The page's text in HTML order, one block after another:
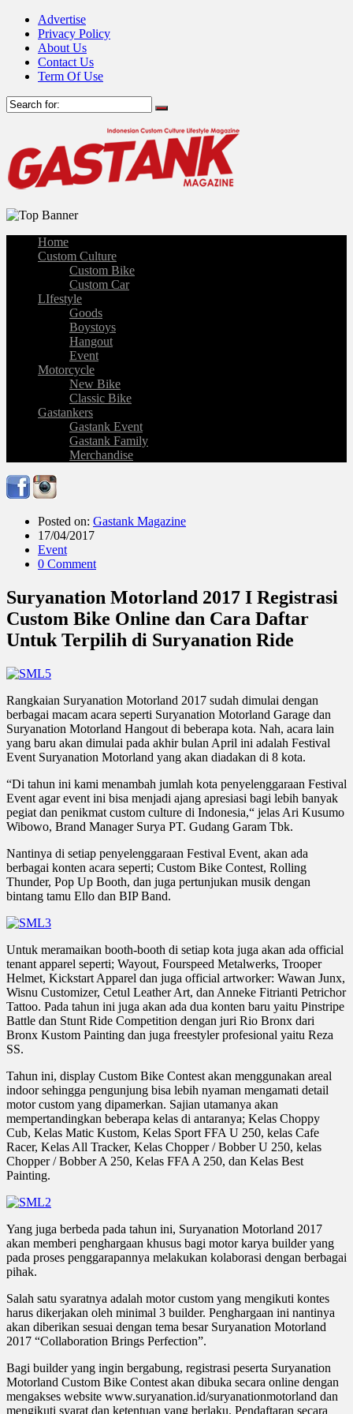
Advertise
Privacy Policy
About Us
Contact Us
Term Of Use
Home
Custom Culture
Custom Bike
Custom Car
LIfestyle
Goods
Boystoys
Hangout
Event
Motorcycle
New Bike
Classic Bike
Gastankers
Gastank Event
Gastank Family
Merchandise
Posted on: Gastank Magazine
17/04/2017
Event
0 Comment
Suryanation Motorland 2017 I Registrasi
Custom Bike Online dan Cara Daftar
Untuk Terpilih di Suryanation Ride
Rangkaian Suryanation Motorland 2017 sudah dimulai dengan
berbagai macam acara seperti Suryanation Motorland Garage dan
Suryanation Motorland Hangout di beberapa kota. Nah, acara lain
yang baru akan dimulai pada akhir bulan April ini adalah Festival
Event Suryanation Motorland yang akan diadakan di 8 kota.
“Di tahun ini kami menambah jumlah kota penyelenggaraan Festival
Event agar event ini bisa menjadi ajang apresiasi bagi lebih banyak
pegiat dan penikmat custom culture di Indonesia,“ jelas Ari Kusumo
Wibowo, Brand Manager Surya PT. Gudang Garam Tbk.
Nantinya di setiap penyelenggaraan Festival Event, akan ada
berbagai konten acara seperti; Custom Bike Contest, Rolling
Thunder, Pop Up Booth, dan juga pertunjukan musik dengan
bintang tamu Ello dan BIP Band.
Untuk meramaikan booth-booth di setiap kota juga akan ada official
tenant apparel seperti; Wayout, Fourspeed Metalwerks, Trooper
Helmet, Kickstart Apparel dan juga official artworker: Wawan Junx,
Wisnu Customizer, Cetul Leather Art, dan Anneke Fitrianti Petrichor
Tattoo. Pada tahun ini juga akan ada dua konten baru yaitu Pinstripe
Battle dan Stunt Ride Competition dengan juri Rio Bronx dari
Bronx Kustom Painting dan juga freestyler profesional yaitu Reza
SS.
Tahun ini, display Custom Bike Contest akan menggunakan areal
indoor sehingga pengunjung bisa lebih nyaman mengamati detail
motor custom yang dipamerkan. Sajian utamanya akan
mempertandingkan beberapa kelas di antaranya; Kelas Choppy
Cub, Kelas Matic Kustom, Kelas Sport FFA U 250, kelas Cafe
Racer, Kelas All Tracker, Kelas Chopper / Bobber U 250, kelas
Chopper / Bobber A 250, Kelas FFA A 250, dan Kelas Best
Painting.
Yang juga berbeda pada tahun ini, Suryanation Motorland 2017
akan memberi penghargaan khusus bagi motor karya builder yang
pada proses penggarapannya melakukan kolaborasi dengan berbagai
pihak.
Salah satu syaratnya adalah motor custom yang mengikuti kontes
harus dikerjakan oleh minimal 3 builder. Penghargaan ini nantinya
akan diberikan sesuai dengan tema besar Suryanation Motorland
2017 “Collaboration Brings Perfection”.
Bagi builder yang ingin bergabung, registrasi peserta Suryanation
Motorland Custom Bike Contest akan dibuka secara online dengan
mengakses website www.suryanation.id/suryanationmotorland dan
mengikuti syarat dan ketentuan yang berlaku. Pendaftaran secara